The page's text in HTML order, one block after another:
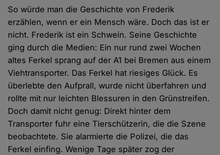
So würde man die Geschichte von Frederik
erzählen, wenn er ein Mensch wäre. Doch das ist er
nicht. Frederik ist ein Schwein. Seine Geschichte
ging durch die Medien: Ein nur rund zwei Wochen
altes Ferkel sprang auf der A1 bei Bremen aus einem
Viehtransporter. Das Ferkel hat riesiges Glück. Es
überlebte den Aufprall, wurde nicht überfahren und
rollte mit nur leichten Blessuren in den Grünstreifen.
Doch damit nicht genug: Direkt hinter dem
Transporter fuhr eine Tierschützerin, die die Szene
beobachtete. Sie alarmierte die Polizei, die das
Ferkel einfing. Wenige Tage später zog der